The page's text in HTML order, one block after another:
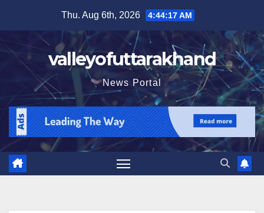
content
Thu. Aug 6th, 2026 4:44:19 AM
valleyofuttarakhand
News Portal